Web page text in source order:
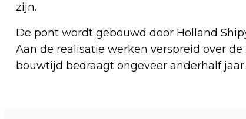
zijn.
De pont wordt gebouwd door Holland
Aan de realisatie werken verspreid over de
bouwtijd bedraagt ongeveer anderhalf jaar.